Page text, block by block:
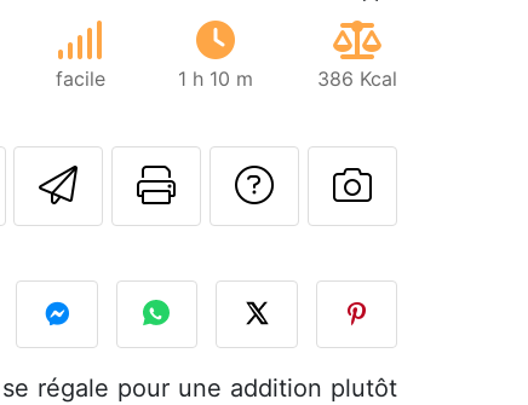
facile 1 h 10 m 386 Kcal
Envoyer cette recette à
Imprimer cette
Poser une
Publier
régale pour une addition plutôt